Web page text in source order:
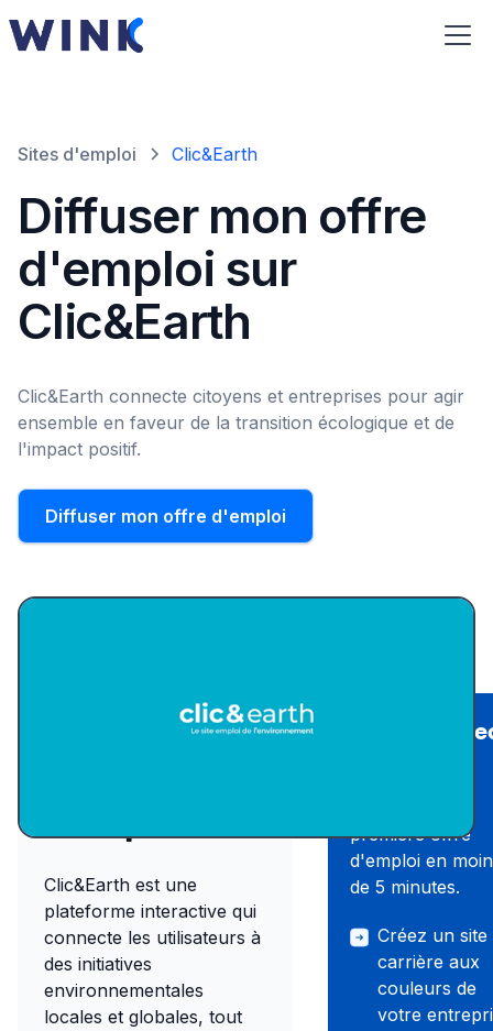
Sites d'emploi Clic&Earth
Diffuser mon offre
d'emploi sur
Clic&Earth
Clic&Earth connecte citoyens et entreprises pour agir
ensemble en faveur de la transition écologique et de
l'impact positif.
Diffuser mon offre d'emploi
Présentation
Clic&Earth est une
plateforme interactive qui
connecte les utilisateurs à
des initiatives
environnementales
locales et globales, tout
Recruter
première offre
d'emploi en
de 5 minutes.
Créez un site
carrière aux
couleurs de
votre